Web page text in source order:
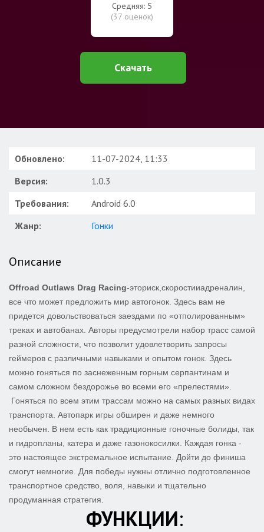
Средняя: 5
(37 оценок)
Скачать
Обновлено:
11-07-2024, 11:33
Версия:
1.0.3
Требования:
Android 6.0
Жанр:
Гонки
Описание
Offroad Outlaws Drag Racing-эториск,скоростииадреналин,
все что может предложить мир автогонок. Здесь вам не
придется довольствоваться заездами по «отполированным»
треках и автобанах. Авторы предусмотрели набор трасс самой
разной сложности, что позволит удовлетворить запросы
геймеров с различными навыками и опытом гонок. Здесь
можно гоняться по заснеженным горным серпантинам и
самом сложном бездорожье во всеми его «прелестями».
Гоняться по всем этим трассам можно на самых разных видах
транспорта. Автопарк игры обширен и даже немного
необычен. В нем есть как традиционные гоночные болиды, так
и гидропланы, катера и даже газонокосилки. Каждая гонка -
это настоящее экстремальное испытание. Дойти до финиша
смогут немногие. Для победы нужны отлично подготовленное
транспортное средство, воля, навыки и тщательно
продуманная стратегия.
ФУНКЦИИ: